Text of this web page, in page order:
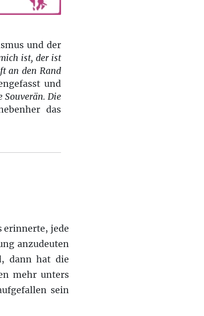
und der
ist, der ist
an den Rand
und
Souverän. Die
das
erinnerte, jede
anzudeuten
dann hat die
mehr unters
sein